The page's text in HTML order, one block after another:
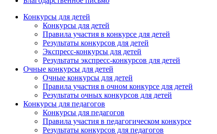
Конкурсы для детей
Конкурсы для детей
Правила участия в конкурсе для детей
Результаты конкурсов для детей
Экспресс-конкурсы для детей
Результаты экспресс-конкурсов для детей
Очные конкурсы для детей
Очные конкурсы для детей
Правила участия в очном конкурсе для детей
Результаты очных конкурсов для детей
Конкурсы для педагогов
Конкурсы для педагогов
Правила участия в педагогическом конкурсе
Результаты конкурсов для педагогов